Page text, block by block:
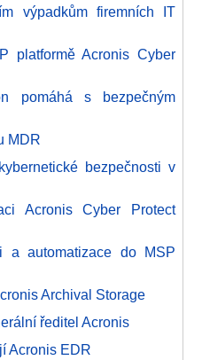
výpadkům firemních IT
platformě Acronis Cyber
pomáhá s bezpečným
MDR
bezpečnosti v
Acronis Cyber Protect
a automatizace do MSP
Archival Storage
ředitel Acronis
Acronis EDR